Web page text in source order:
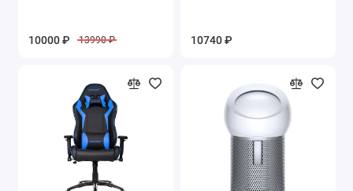
10000 ₽ 13990 ₽ 10740 ₽